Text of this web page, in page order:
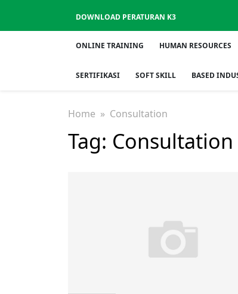
DOWNLOAD PERATURAN K3
ONLINE TRAINING HUMAN RESOURCES
SERTIFIKASI SOFT SKILL BASED
Home » Consultation
Tag: Consultation